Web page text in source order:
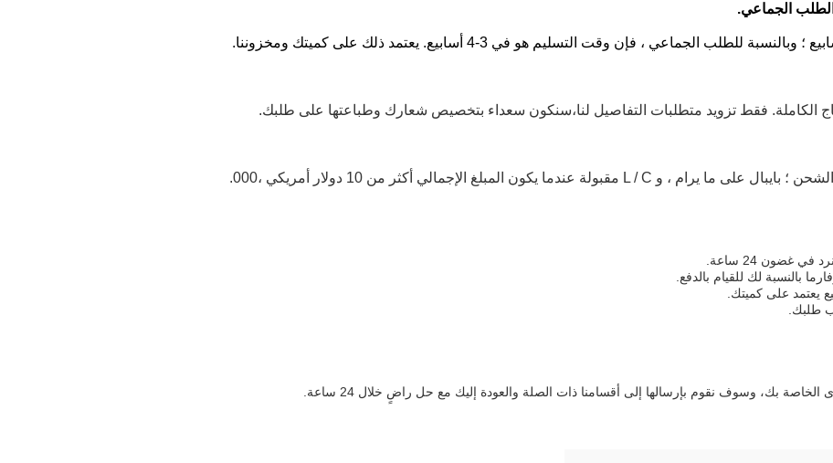
الكاملة. فقط تزويد متطلبات التفاصيل لنا،سنكون سعداء بتخصيص شعارك وطباعتها على طلبك.
بك، وسوف نقوم بإرسالها إلى أقسامنا ذات الصلة والعودة إليك مع حل راضٍ خلال 24 ساعة.